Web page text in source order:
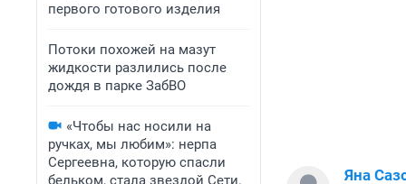
первого готового изделия
Потоки похожей на мазут
жидкости разлились после
дождя в парке ЗабВО
«Чтобы нас носили на
ручках, мы любим»: нерпа
Сергеевна, которую спасли
бельком, стала звездой Сети.
Яна